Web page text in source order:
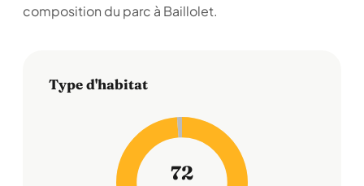
composition du parc à Baillolet.
Type d'habitat
72